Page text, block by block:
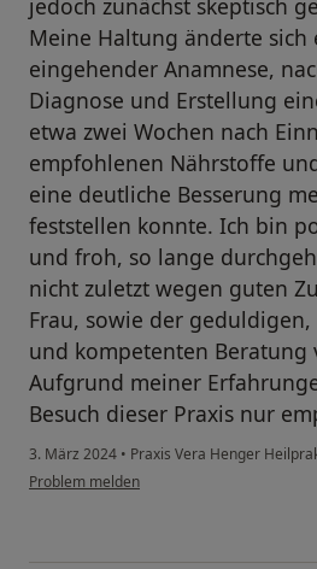
jedoch zunächst skeptisch
Meine Haltung änderte sich
eingehender Anamnese,
Diagnose und Erstellung
etwa zwei Wochen nach
empfohlenen Nährstoffe
eine deutliche Besserung
feststellen konnte. Ich bin
und froh, so lange
nicht zuletzt wegen guten
Frau, sowie der geduldigen,
und kompetenten Beratung
Aufgrund meiner
Besuch dieser Praxis nur
3. März 2024 • Praxis Vera Henger
Problem melden